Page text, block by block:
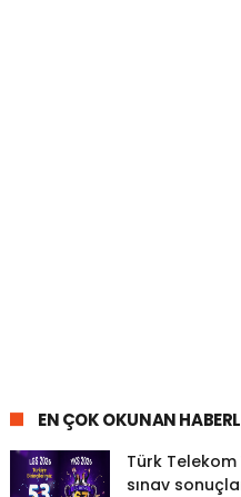
EN ÇOK OKUNAN
Türk Telekom
sınav